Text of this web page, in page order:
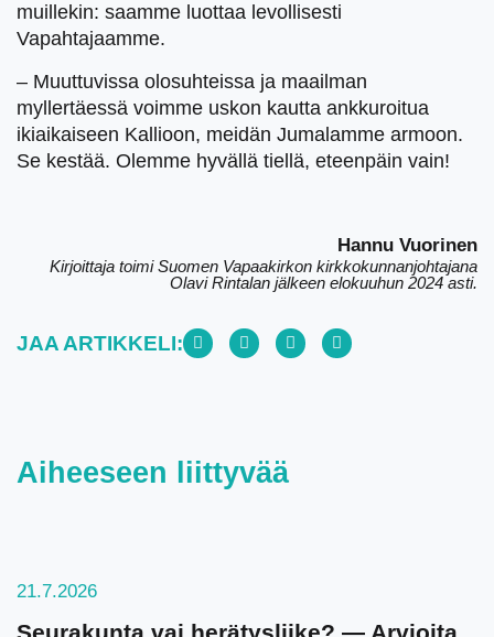
muillekin: saamme luottaa levollisesti
Vapahtajaamme.
– Muuttuvissa olosuhteissa ja maailman
myllertäessä voimme uskon kautta ankkuroitua
ikiaikaiseen Kallioon, meidän Jumalamme armoon.
Se kestää. Olemme hyvällä tiellä, eteenpäin vain!
Hannu Vuorinen
Kirjoittaja toimi Suomen Vapaakirkon kirkkokunnanjohtajana
Olavi Rintalan jälkeen elokuuhun 2024 asti.
JAA ARTIKKELI:
Aiheeseen liittyvää
21.7.2026
Seurakunta vai herätysliike? — Arvioita